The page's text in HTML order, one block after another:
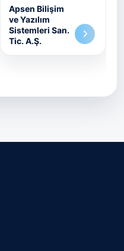
Apsen Bilişim
ve Yazılım
Sistemleri San.
Tic. A.Ş.